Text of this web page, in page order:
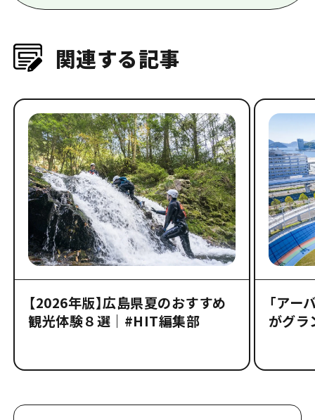
関連する記事
【2026年版】広島県夏のおすすめ
観光体験８選｜#HIT編集部
「アー
がグラ